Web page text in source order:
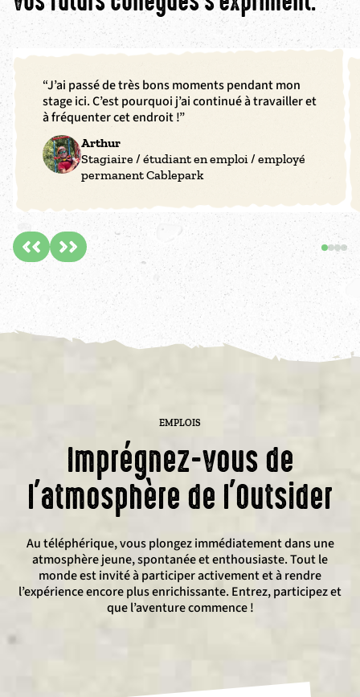
“J’ai passé de très bons moments pendant mon
stage ici. C’est pourquoi j’ai continué à travailler et
à fréquenter cet endroit !”
Arthur
Stagiaire / étudiant en emploi / employé
permanent Cablepark
EMPLOIS
Imprégnez-vous de
l'atmosphère de l'Outsider
Au téléphérique, vous plongez immédiatement dans une
atmosphère jeune, spontanée et enthousiaste. Tout le
monde est invité à participer activement et à rendre
l’expérience encore plus enrichissante. Entrez, participez et
que l’aventure commence !